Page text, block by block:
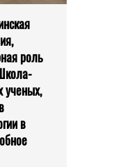
роль
ученых,
в